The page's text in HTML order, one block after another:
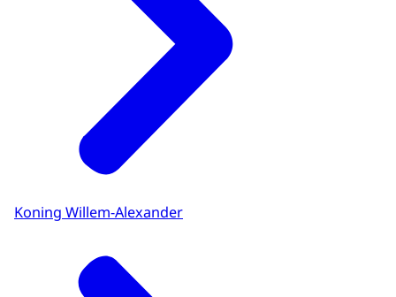
Koning Willem-Alexander